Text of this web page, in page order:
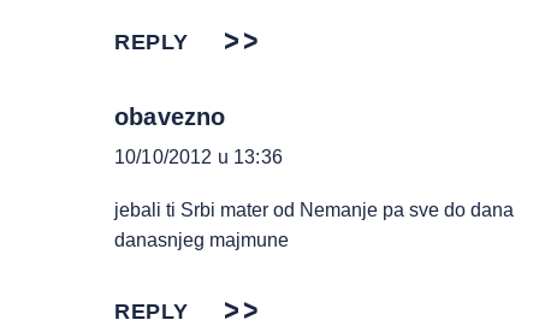
REPLY
obavezno
10/10/2012 u 13:36
jebali ti Srbi mater od Nemanje pa sve do dana
danasnjeg majmune
REPLY